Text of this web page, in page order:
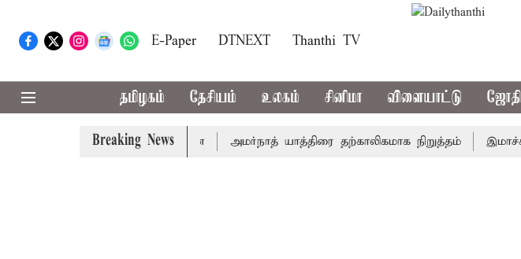
E-Paper DTNEXT Thanthi TV
தமிழகம் தேசியம் உலகம் சினிமா விளையாட்டு
Breaking News
சுப்ரீம்கோர்ட்டில் விசாரணை அமர்நாத் யாத்திரை தற்காலிகமாக நிறுத்தம்